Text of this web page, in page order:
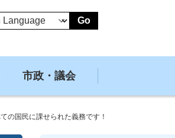
Go
市政・議会
の国民に課せられた義務です！